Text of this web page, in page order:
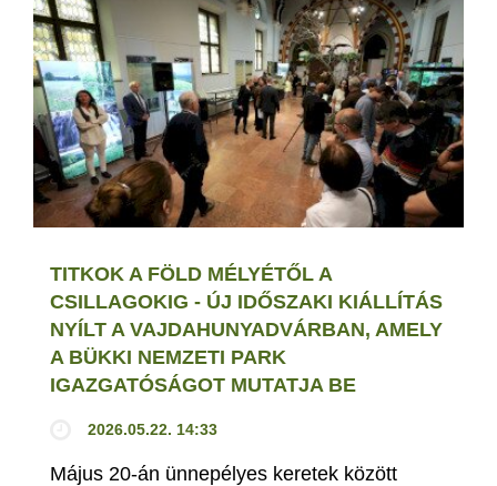
TITKOK A FÖLD MÉLYÉTŐL A
CSILLAGOKIG - ÚJ IDŐSZAKI KIÁLLÍTÁS
NYÍLT A VAJDAHUNYADVÁRBAN, AMELY
A BÜKKI NEMZETI PARK
IGAZGATÓSÁGOT MUTATJA BE
2026.05.22. 14:33
Május 20-án ünnepélyes keretek között